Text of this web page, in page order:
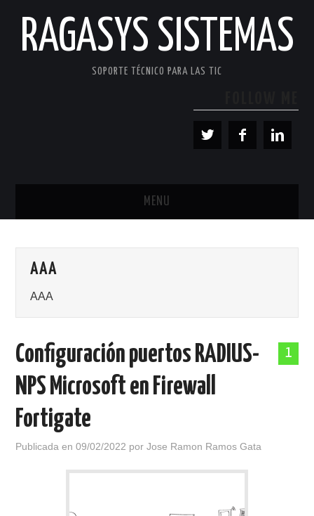
RAGASYS SISTEMAS
SOPORTE TÉCNICO PARA LAS TIC
MENU
ACERCA DE
POLÍTICA DE PRIVACIDAD
AAA
AAA
1
Configuración puertos RADIUS-
NPS Microsoft en Firewall
Fortigate
Publicada en09/02/2022 porJose Ramon Ramos Gata